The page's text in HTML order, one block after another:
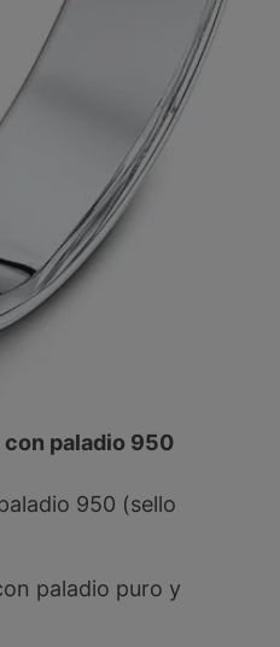
paladio 950
950 (sello
paladio puro y